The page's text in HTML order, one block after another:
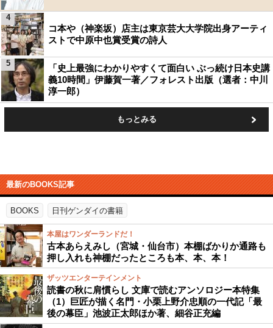
コ本や（神楽坂）店主は東京芸大大学院出身アーティ
ストで中原中也賞受賞の詩人
4
「史上最強にわかりやすくて面白い ぶっ続け日本史講
義10時間」伊藤賀一著／フォレスト出版（選者：中川
淳一郎）
5
もっとみる
最新のBOOKS記事
BOOKS 日刊ゲンダイの書籍
本屋はワンダーランドだ！
古本あらえみし（宮城・仙台市）本棚ばかりか通路も
押し入れも神棚だったところも本、本、本！
ザッツエンターテインメント
読書の秋に肩慣らし 文庫で読むアンソロジー本特集
（1）巨匠が描く名門・小栗上野介忠順の一代記「最
後の幕臣」池波正太郎ほか著、細谷正充編